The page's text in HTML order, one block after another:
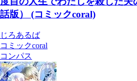
話版） (コミックcoral)
じろあるば
コミックcoral
コンパス